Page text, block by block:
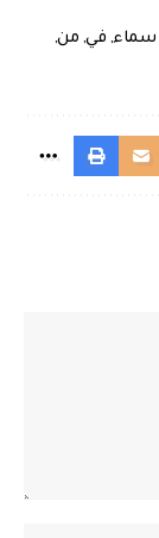
سماء, في, من,